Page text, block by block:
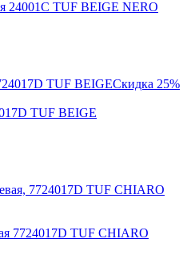
24001C TUF BEIGE NERO
Скидка 25%
TUF BEIGE
7724017D TUF CHIARO